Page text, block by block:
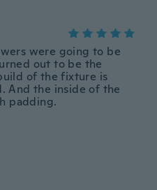
were going to be
out to be the
of the fixture is
And the inside of the
padding.